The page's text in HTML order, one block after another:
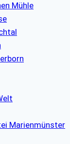
Mühle
Marienmünster